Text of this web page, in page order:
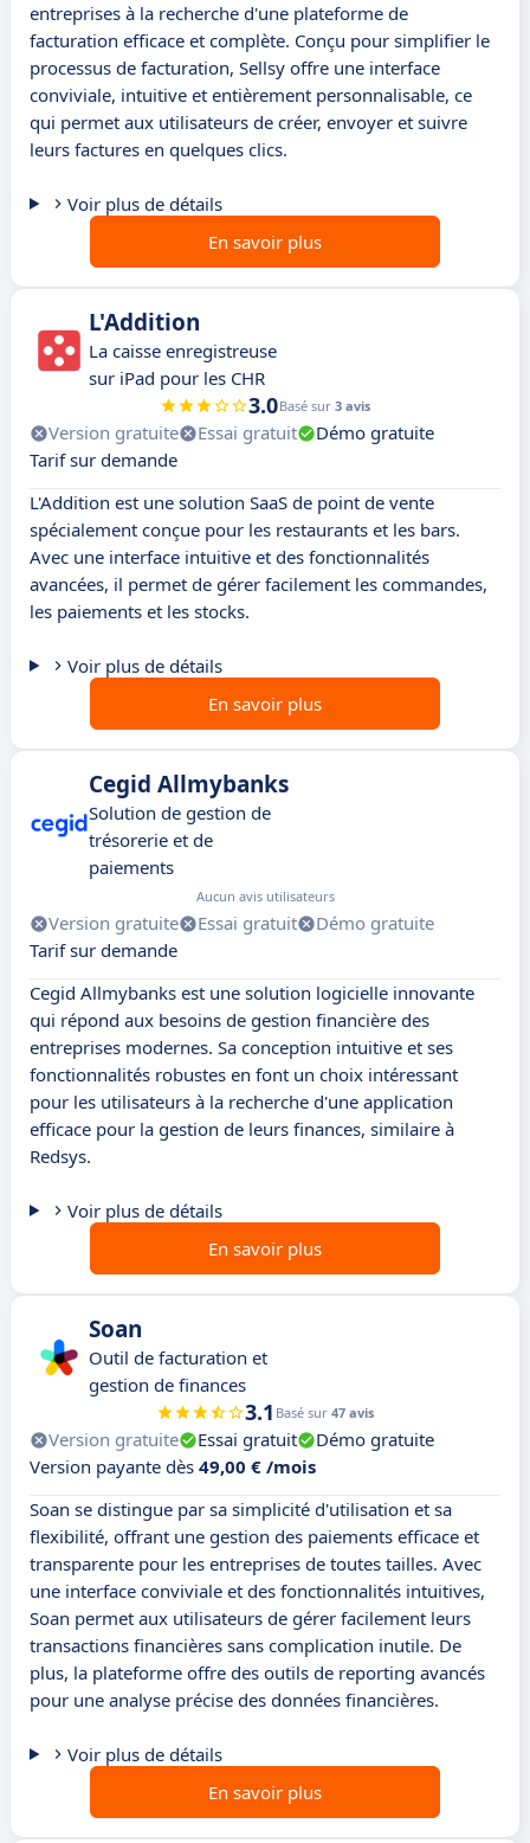
entreprises à la recherche d'une plateforme de
facturation efficace et complète. Conçu pour simplifier le
processus de facturation, Sellsy offre une interface
conviviale, intuitive et entièrement personnalisable, ce
qui permet aux utilisateurs de créer, envoyer et suivre
leurs factures en quelques clics.
Voir plus de détails
En savoir plus
L'Addition
La caisse enregistreuse
sur iPad pour les CHR
3.0Basé sur 3 avis
Version gratuite Essai gratuit
Démo gratuite
Tarif sur demande
L'Addition est une solution SaaS de point de vente
spécialement conçue pour les restaurants et les bars.
Avec une interface intuitive et des fonctionnalités
avancées, il permet de gérer facilement les commandes,
les paiements et les stocks.
Voir plus de détails
En savoir plus
Cegid Allmybanks
Solution de gestion de
trésorerie et de
paiements
Aucun avis utilisateurs
Version gratuite Essai gratuit
Démo gratuite
Tarif sur demande
Cegid Allmybanks est une solution logicielle innovante
qui répond aux besoins de gestion financière des
entreprises modernes. Sa conception intuitive et ses
fonctionnalités robustes en font un choix intéressant
pour les utilisateurs à la recherche d'une application
efficace pour la gestion de leurs finances, similaire à
Redsys.
Voir plus de détails
En savoir plus
Soan
Outil de facturation et
gestion de finances
3.1 Basé sur 47 avis
Version gratuite Essai gratuit
Démo gratuite
Version payante dès 49,00 € /mois
Soan se distingue par sa simplicité d'utilisation et sa
flexibilité, offrant une gestion des paiements efficace et
transparente pour les entreprises de toutes tailles. Avec
une interface conviviale et des fonctionnalités intuitives,
Soan permet aux utilisateurs de gérer facilement leurs
transactions financières sans complication inutile. De
plus, la plateforme offre des outils de reporting avancés
pour une analyse précise des données financières.
Voir plus de détails
En savoir plus